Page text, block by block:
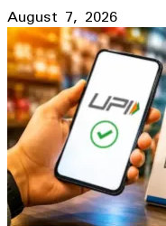
August 7, 2026